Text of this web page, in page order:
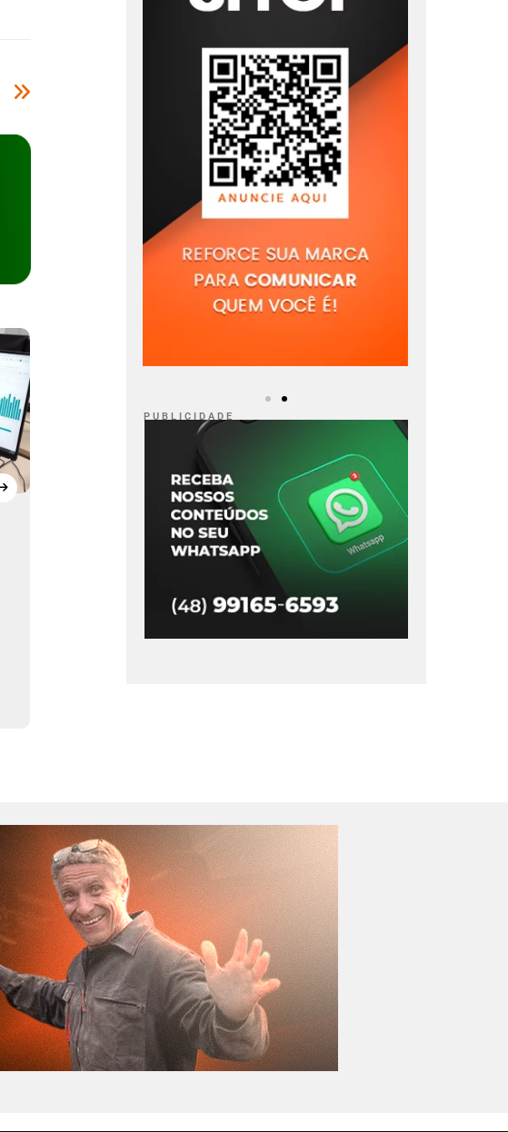
Vozinha é o novo
goleiro do Colo-colo
Flávio Dino autoriza
abertura do terceiro
Federal para
investigar Lulinha
P U B L I C I D A D E